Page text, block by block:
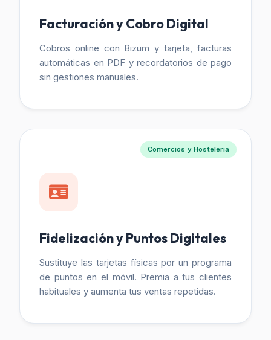
Facturación y Cobro Digital
Cobros online con Bizum y tarjeta, facturas
automáticas en PDF y recordatorios de pago
sin gestiones manuales.
Comercios y Hostelería
Fidelización y Puntos Digitales
Sustituye las tarjetas físicas por un programa
de puntos en el móvil. Premia a tus clientes
habituales y aumenta tus ventas repetidas.